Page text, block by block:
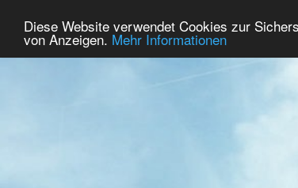
Diese Website verwendet Cookies zur
von Anzeigen. Mehr Informationen
Home Premium